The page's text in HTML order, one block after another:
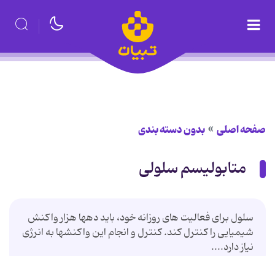
صفحه اصلی بدون دسته بندی
متابولیسم سلولی
سلول برای فعالیت های روزانه خود، باید دهها هزار واکنش
شیمیایی را کنترل کند. کنترل و انجام این واکنشها به انرژی
نیاز دارد....